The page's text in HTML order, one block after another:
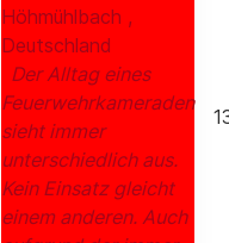
Höhmühlbach ,
Deutschland
Der Alltag eines
Feuerwehrkameraden
sieht immer
unterschiedlich aus.
Kein Einsatz gleicht
einem anderen. Auch